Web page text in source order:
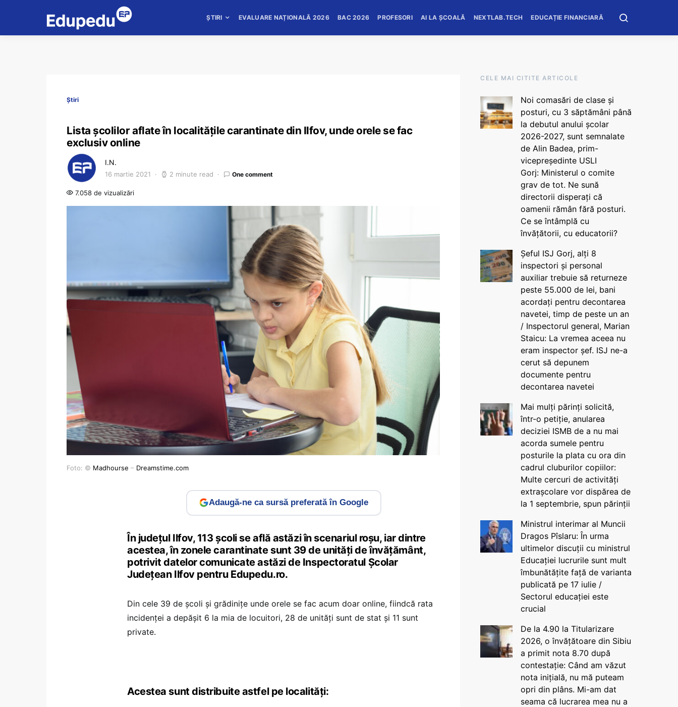
ȘTIRI EVALUARE NAȚIONALĂ 2026 BAC 2026 PROFESORI AI LA ȘCOALĂ NEXTLAB.TECH EDUCAȚIE FINANCIARĂ
Știri
Lista școlilor aflate în localitățile carantinate din Ilfov, unde orele se fac
exclusiv online
I.N.
16 martie 2021 2 minute read One comment
7.058 de vizualizări
Foto: © Madhourse – Dreamstime.com
Adaugă-ne ca sursă preferată în Google
În județul Ilfov, 113 școli se află astăzi în scenariul roșu, iar dintre
acestea, în zonele carantinate sunt 39 de unități de învățământ,
potrivit datelor comunicate astăzi de Inspectoratul Școlar
Județean Ilfov pentru Edupedu.ro.
Din cele 39 de școli și grădinițe unde orele se fac acum doar online, fiindcă rata
incidenței a depășit 6 la mia de locuitori, 28 de unități sunt de stat și 11 sunt
private.
Acestea sunt distribuite astfel pe localități:
CELE MAI CITITE ARTICOLE
Noi comasări de clase și
posturi, cu 3 săptămâni până
la debutul anului școlar
2026-2027, sunt semnalate
de Alin Badea, prim-
vicepreședinte USLI
Gorj: Ministerul o comite
grav de tot. Ne sună
directorii disperați că
oamenii rămân fără posturi.
Ce se întâmplă cu
învățătorii, cu educatorii?
Șeful ISJ Gorj, alți 8
inspectori și personal
auxiliar trebuie să returneze
peste 55.000 de lei, bani
acordați pentru decontarea
navetei, timp de peste un an
/ Inspectorul general, Marian
Staicu: La vremea aceea nu
eram inspector șef. ISJ ne-a
cerut să depunem
documente pentru
decontarea navetei
Mai mulți părinți solicită,
într-o petiție, anularea
deciziei ISMB de a nu mai
acorda sumele pentru
posturile la plata cu ora din
cadrul cluburilor copiilor:
Multe cercuri de activități
extrașcolare vor dispărea de
la 1 septembrie, spun părinții
Ministrul interimar al Muncii
Dragos Pîslaru: În urma
ultimelor discuții cu ministrul
Educației lucrurile sunt mult
îmbunătățite față de varianta
publicată pe 17 iulie /
Sectorul educației este
crucial
De la 4.90 la Titularizare
2026, o învățătoare din Sibiu
a primit nota 8.70 după
contestație: Când am văzut
nota inițială, nu mă puteam
opri din plâns. Mi-am dat
seama că lucrarea mea nu a